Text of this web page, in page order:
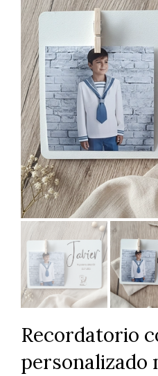
Recordatorio
personalizado